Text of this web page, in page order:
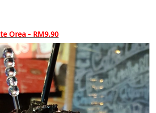
Orea - RM9.90